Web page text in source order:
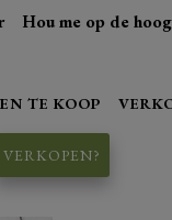
Hou me op de
TE KOOP
VERKOPEN?